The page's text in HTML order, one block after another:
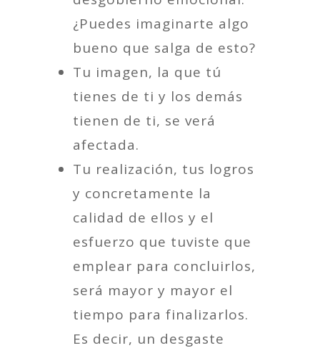
¿Puedes imaginarte algo
bueno que salga de esto?
Tu imagen, la que tú
tienes de ti y los demás
tienen de ti, se verá
afectada.
Tu realización, tus logros
y concretamente la
calidad de ellos y el
esfuerzo que tuviste que
emplear para concluirlos,
será mayor y mayor el
tiempo para finalizarlos.
Es decir, un desgaste